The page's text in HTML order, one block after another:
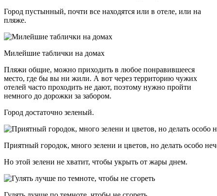
Город пустынный, почти все находятся или в отеле, или на
пляже.
Милейшие таблички на домах
Пляжи общие, можно приходить в любое понравившееся
место, где бы вы ни жили. А вот через территорию чужих
отелей часто проходить не дают, поэтому нужно пройти
немного до дорожки за забором.
Город достаточно зеленый.
Приятный городок, много зелени и цветов, но делать особо
Но этой зелени не хватит, чтобы укрыть от жары днем.